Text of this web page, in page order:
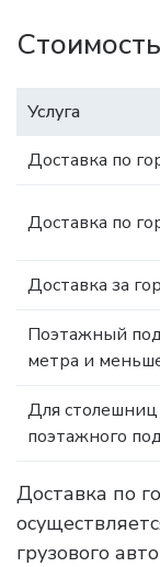
Услуга
Доставка по
Доставка по
Доставка за
Поэтажный
метра и
Для столешниц
поэтажного
Доставка по
грузового